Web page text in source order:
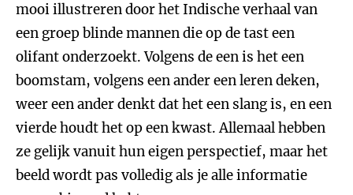
mooi illustreren door het Indische verhaal van
een groep blinde mannen die op de tast een
olifant onderzoekt. Volgens de een is het een
boomstam, volgens een ander een leren deken,
weer een ander denkt dat het een slang is, en een
vierde houdt het op een kwast. Allemaal hebben
ze gelijk vanuit hun eigen perspectief, maar het
beeld wordt pas volledig als je alle informatie